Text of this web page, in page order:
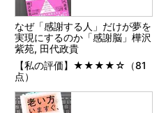
なぜ「感謝する人」だけが夢を
実現にするのか「感謝脳」樺沢
紫苑, 田代政貴
【私の評価】★★★★☆（81
点）